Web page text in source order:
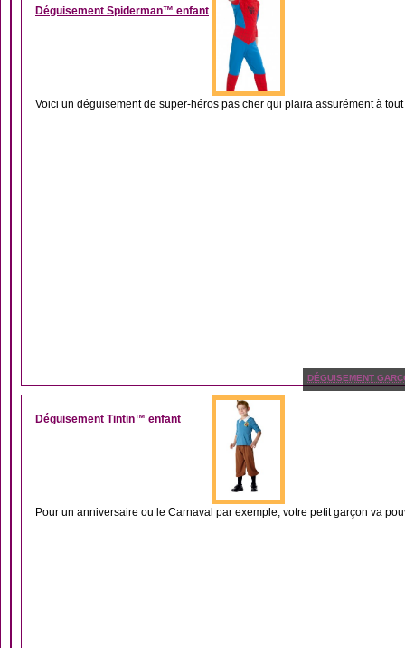
Déguisement Spiderman™ enfant
Voici un déguisement de super-héros pas cher qui plaira assurément à
DÉGUISEMENT
Déguisement Tintin™ enfant
Pour un anniversaire ou le Carnaval par exemple, votre petit garçon va